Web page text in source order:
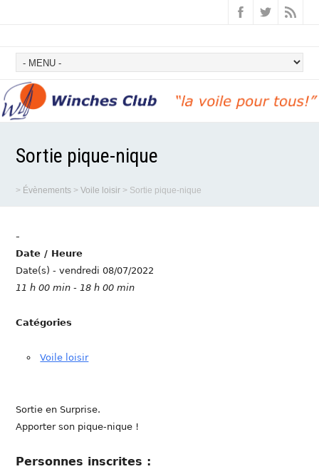
Sortie pique-nique
> Évènements >Voile loisir > Sortie pique-nique
-
Date / Heure
Date(s) - vendredi 08/07/2022
11 h 00 min - 18 h 00 min
Catégories
Voile loisir
Sortie en Surprise.
Apporter son pique-nique !
Personnes inscrites :